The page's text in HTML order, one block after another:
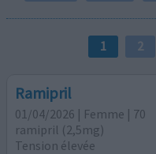
1 2
Ramipril
01/04/2026 | Femme | 70
ramipril (2,5mg)
Tension élevée